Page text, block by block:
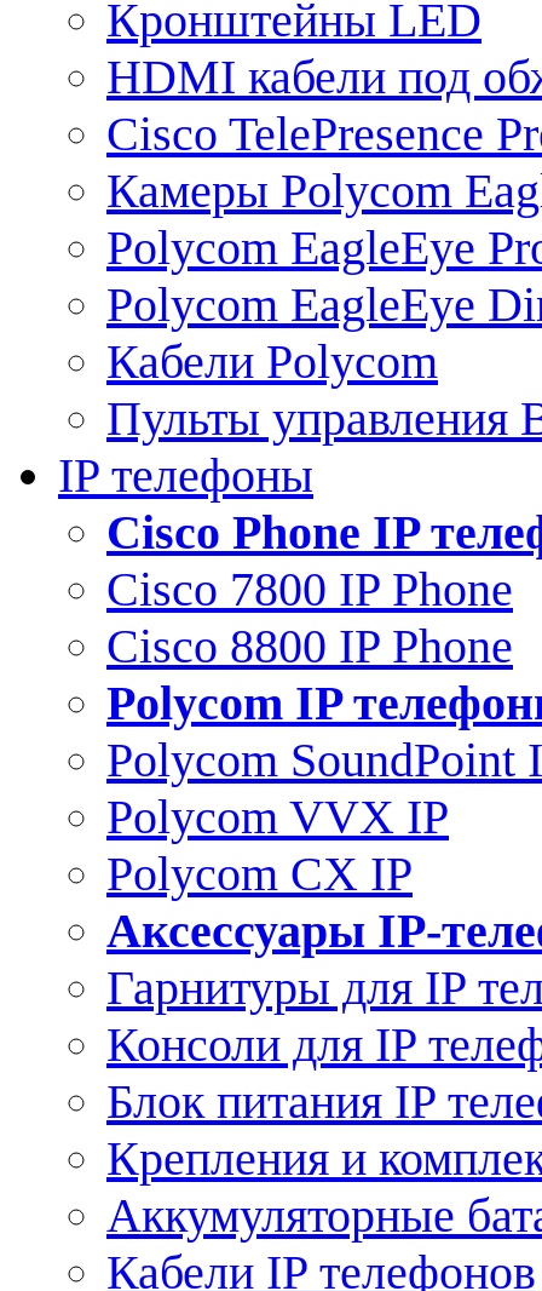
Кронштейны LED
HDMI кабели под
Cisco TelePresence
Камеры Polycom
Polycom EagleEye
Polycom EagleEye
Кабели Polycom
Пульты управления
IP телефоны
Сisco Phone IP
Cisco 7800 IP Phone
Cisco 8800 IP Phone
Polycom IP
Polycom SoundPoint
Polycom VVX IP
Polycom CX IP
Аксессуары IP-
Гарнитуры для IP
Консоли для IP
Блок питания IP
Крепления и
Аккумуляторные
Кабели IP телефонов